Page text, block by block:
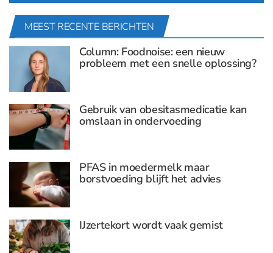
MEEST RECENTE BERICHTEN
Column: Foodnoise: een nieuw
probleem met een snelle oplossing?
Gebruik van obesitasmedicatie kan
omslaan in ondervoeding
PFAS in moedermelk maar
borstvoeding blijft het advies
IJzertekort wordt vaak gemist